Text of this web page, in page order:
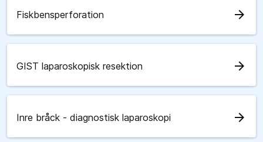
Fiskbensperforation arrow_forward
GIST laparoskopisk resektion arrow_forward
Inre bråck - diagnostisk laparoskopi arrow_forward